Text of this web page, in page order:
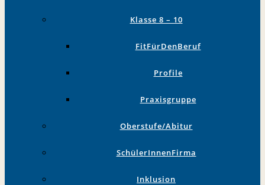
Klasse 8 – 10
FitFürDenBeruf
Profile
Praxisgruppe
Oberstufe/Abitur
SchülerInnenFirma
Inklusion